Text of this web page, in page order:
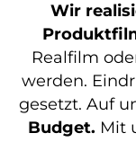
Wir
Realfilm
werden.
gesetzt. Auf
Budget. Mit